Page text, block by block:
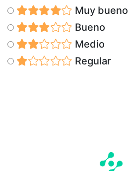
Muy bueno
Bueno
Medio
Regular